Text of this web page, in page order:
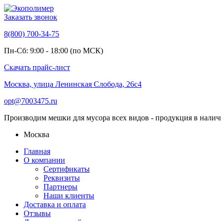
Заказать звонок
8(800) 700-34-75
Пн-Сб: 9:00 - 18:00 (по МСК)
Скачать прайс-лист
Москва, улица Ленинская Слобода, 26с4
opt@7003475.ru
Производим мешки для мусора всех видов - продукция в
Москва
Главная
О компании
Сертификаты
Реквизиты
Партнеры
Наши клиенты
Доставка и оплата
Отзывы